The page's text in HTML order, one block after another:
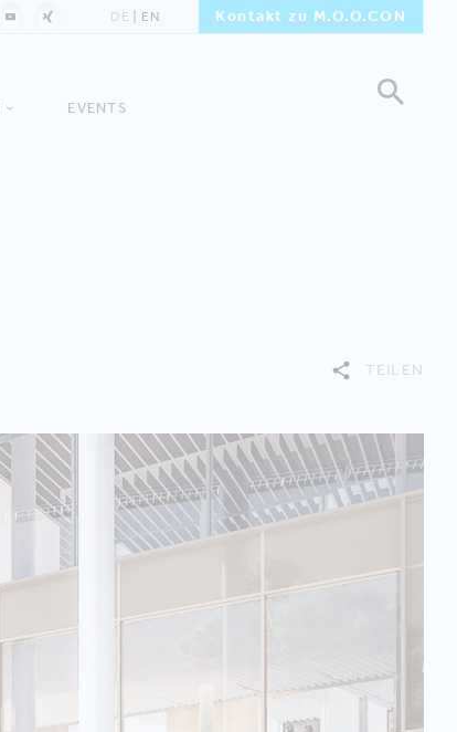
DE EN Kontakt zu M.O.O.CON
EVENTS
TEILEN